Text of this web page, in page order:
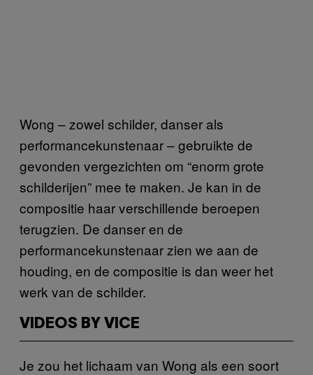
Wong – zowel schilder, danser als
performancekunstenaar – gebruikte de
gevonden vergezichten om “enorm grote
schilderijen” mee te maken. Je kan in de
compositie haar verschillende beroepen
terugzien. De danser en de
performancekunstenaar zien we aan de
houding, en de compositie is dan weer het
werk van de schilder.
VIDEOS BY VICE
Je zou het lichaam van Wong als een soort